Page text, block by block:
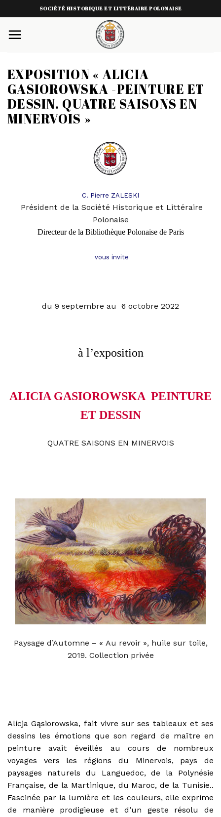
to
content
SOCIÉTÉ HISTORIQUE ET LITTÉRAIRE POLONAISE
EXPOSITION « ALICIA
GASIOROWSKA -PEINTURE ET
DESSIN. QUATRE SAISONS EN
MINERVOIS »
C. Pierre ZALESKI
Président de la Société Historique et Littéraire
Polonaise
Directeur de la Bibliothèque Polonaise de Paris
vous invite
du 9 septembre au 6 octobre 2022
à l’exposition
ALICIA GASIOROWSKA  PEINTURE
ET DESSIN
QUATRE SAISONS EN MINERVOIS
Paysage d’Automne – « Au revoir », huile sur toile,
2019. Collection privée
Alicja Gąsiorowska, fait vivre sur ses tableaux et ses
dessins les émotions que son regard de maître en
peinture avait éveillés au cours de nombreux
voyages vers les régions du Minervois, pays de
paysages naturels du Languedoc, de la Polynésie
Française, de la Martinique, du Maroc, de la Tunisie..
Fascinée par la lumière et les couleurs, elle exprime
de manière prodigieuse et d’un geste résolu de